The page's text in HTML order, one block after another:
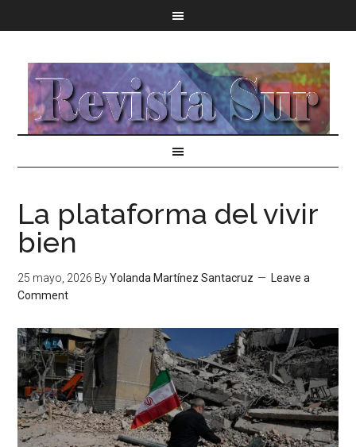
La plataforma del vivir
bien
25 mayo, 2026 ByYolanda Martínez Santacruz
Leave a
Comment